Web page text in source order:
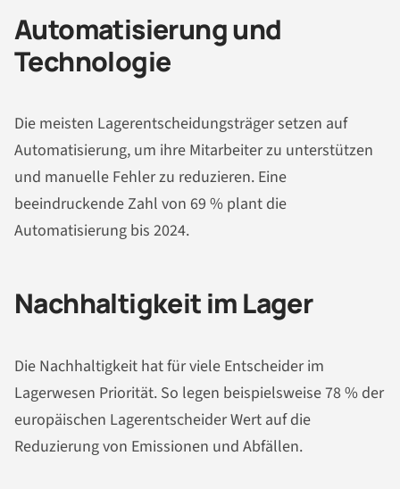
Automatisierung und
Technologie
Die meisten Lagerentscheidungsträger setzen auf
Automatisierung, um ihre Mitarbeiter zu unterstützen
und manuelle Fehler zu reduzieren. Eine
beeindruckende Zahl von 69 % plant die
Automatisierung bis 2024.
Nachhaltigkeit im Lager
Die Nachhaltigkeit hat für viele Entscheider im
Lagerwesen Priorität. So legen beispielsweise 78 % der
europäischen Lagerentscheider Wert auf die
Reduzierung von Emissionen und Abfällen.